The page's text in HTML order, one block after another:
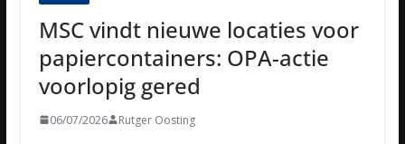
MSC vindt nieuwe locaties voor
papiercontainers: OPA-actie
voorlopig gered
06/07/2026 Rutger Oosting